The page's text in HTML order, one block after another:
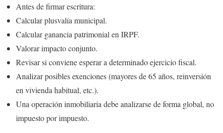
Antes de firmar escritura:
Calcular plusvalía municipal.
Calcular ganancia patrimonial en IRPF.
Valorar impacto conjunto.
Revisar si conviene esperar a determinado ejercicio fiscal.
Analizar posibles exenciones (mayores de 65 años, reinversión
en vivienda habitual, etc.).
Una operación inmobiliaria debe analizarse de forma global, no
impuesto por impuesto.